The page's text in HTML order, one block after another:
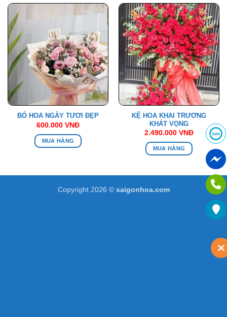
BÓ HOA NGÀY TƯƠI ĐẸP
600.000 VNĐ
MUA HÀNG
KỆ HOA KHAI TRƯƠNG
KHÁT VỌNG
2.490.000 VNĐ
MUA HÀNG
Copyright 2026 © saigonhoa.com